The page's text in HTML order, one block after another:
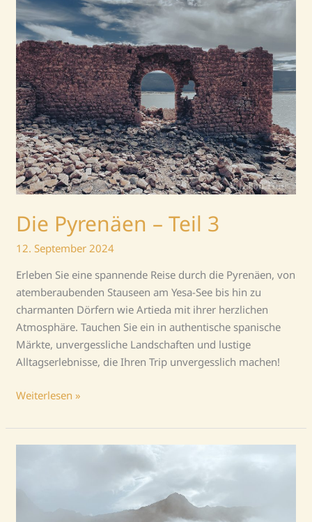
Die Pyrenäen – Teil 3
12. September 2024
Erleben Sie eine spannende Reise durch die Pyrenäen, von
atemberaubenden Stauseen am Yesa-See bis hin zu
charmanten Dörfern wie Artieda mit ihrer herzlichen
Atmosphäre. Tauchen Sie ein in authentische spanische
Märkte, unvergessliche Landschaften und lustige
Alltagserlebnisse, die Ihren Trip unvergesslich machen!
Pyrenäen
–
Teil
3
Weiterlesen »